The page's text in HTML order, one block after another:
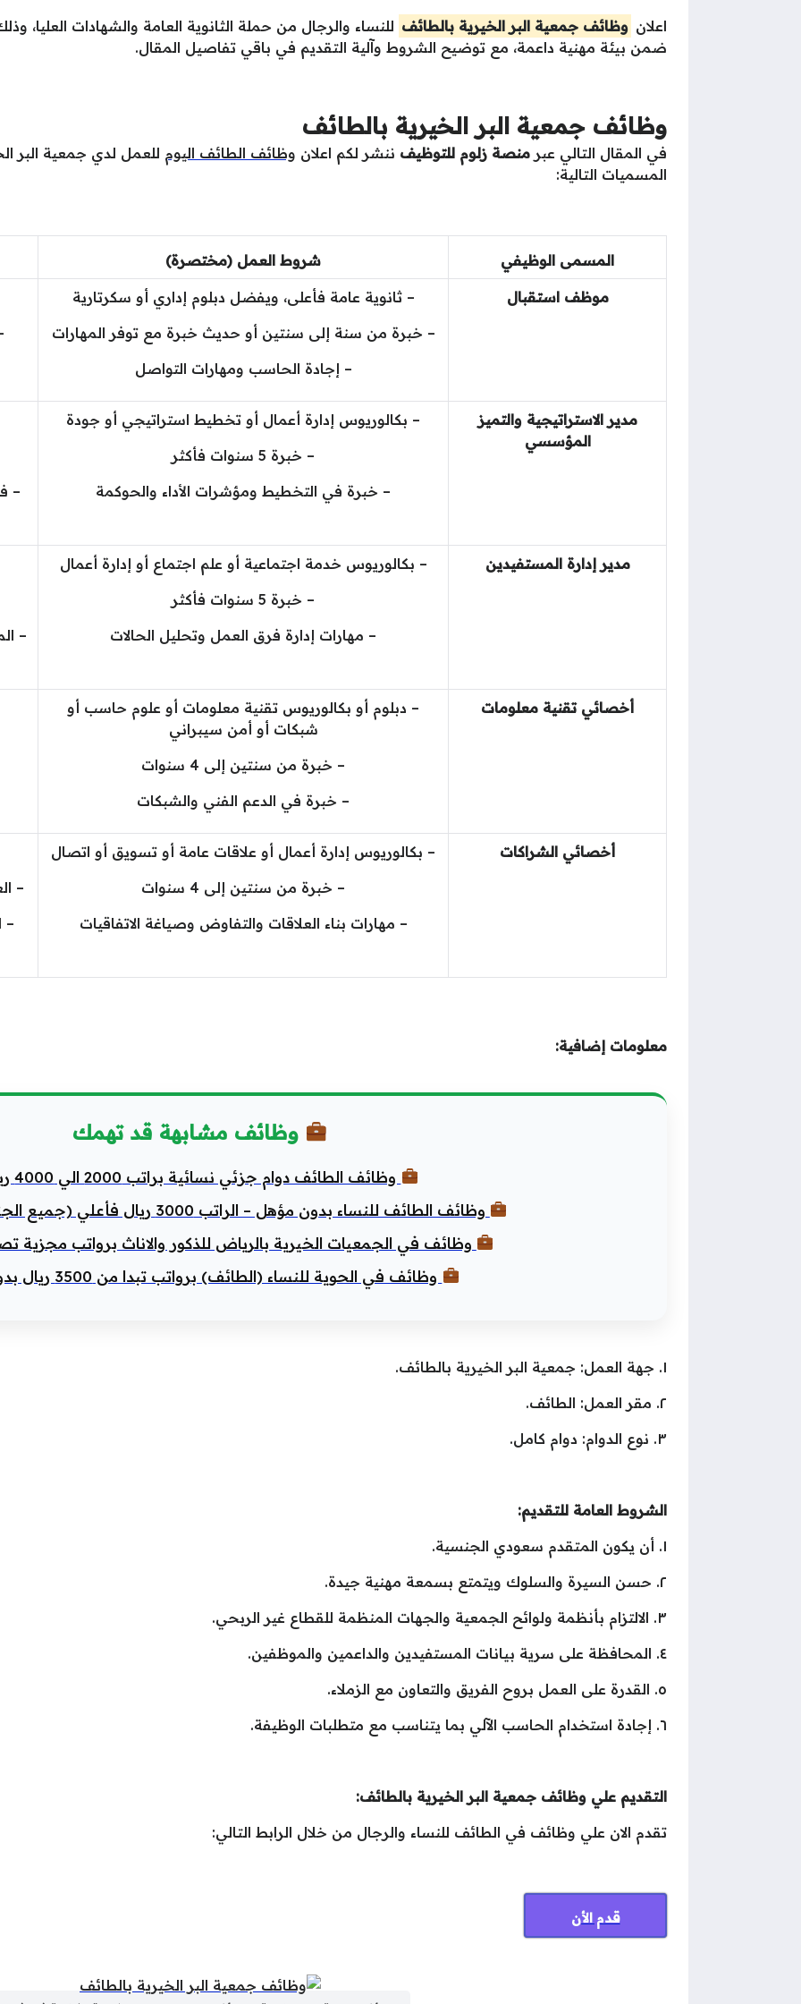
اعلان وظائف جمعية البر الخيرية بالطائف للنساء والرجال من حملة الثانوية العامة والشهادات
ضمن بيئة مهنية داعمة، مع توضيح الشروط وآلية التقديم في باقي تفاصيل المقال.
وظائف جمعية البر الخيرية بالطائف
في المقال التالي عبر منصة زلوم للتوظيف ننشر لكم اعلان وظائف الطائف اليوم للعمل لدي جمعية البر
المسميات التالية:
المسمى الوظيفي شروط العمل (مختصرة)
موظف استقبال
– ثانوية عامة فأعلى، ويفضل دبلوم إداري أو سكرتارية
– خبرة من سنة إلى سنتين أو حديث خبرة مع توفر المهارات
– إجادة الحاسب ومهارات التواصل
مدير الاستراتيجية والتميز
المؤسسي
– بكالوريوس إدارة أعمال أو تخطيط استراتيجي أو جودة
– خبرة 5 سنوات فأكثر
– خبرة في التخطيط ومؤشرات الأداء والحوكمة
–
مدير إدارة المستفيدين
– بكالوريوس خدمة اجتماعية أو علم اجتماع أو إدارة أعمال
– خبرة 5 سنوات فأكثر
– مهارات إدارة فرق العمل وتحليل الحالات
–
أخصائي تقنية معلومات
– دبلوم أو بكالوريوس تقنية معلومات أو علوم حاسب أو
شبكات أو أمن سيبراني
– خبرة من سنتين إلى 4 سنوات
– خبرة في الدعم الفني والشبكات
أخصائي الشراكات
– بكالوريوس إدارة أعمال أو علاقات عامة أو تسويق أو اتصال
– خبرة من سنتين إلى 4 سنوات
– مهارات بناء العلاقات والتفاوض وصياغة الاتفاقيات
–
–
معلومات إضافية:
وظائف مشابهة قد تهمك
وظائف الطائف دوام جزئي نسائية براتب 2000 الي 4000 ريال
وظائف الطائف للنساء بدون مؤهل – الراتب 3000 ريال فأعلي (جميع الجنسيات مطلوبة)
وظائف في الجمعيات الخيرية بالرياض للذكور والاناث برواتب مجزية تصل 8,000
وظائف في الحوية للنساء (الطائف) برواتب تبدا من 3500 ريال بدون مؤهل
١. جهة العمل: جمعية البر الخيرية بالطائف.
٢. مقر العمل: الطائف.
٣. نوع الدوام: دوام كامل.
الشروط العامة للتقديم:
١. أن يكون المتقدم سعودي الجنسية.
٢. حسن السيرة والسلوك ويتمتع بسمعة مهنية جيدة.
٣. الالتزام بأنظمة ولوائح الجمعية والجهات المنظمة للقطاع غير الربحي.
٤. المحافظة على سرية بيانات المستفيدين والداعمين والموظفين.
٥. القدرة على العمل بروح الفريق والتعاون مع الزملاء.
٦. إجادة استخدام الحاسب الآلي بما يتناسب مع متطلبات الوظيفة.
التقديم علي وظائف جمعية البر الخيرية بالطائف:
تقدم الان علي وظائف في الطائف للنساء والرجال من خلال الرابط التالي:
قدم الأن